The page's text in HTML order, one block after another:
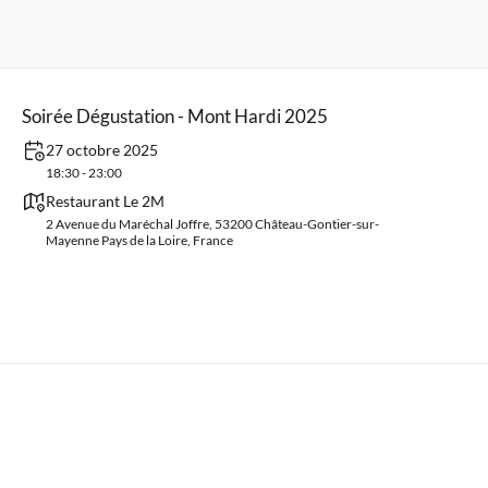
Soirée Dégustation - Mont Hardi 2025
27 octobre 2025
18:30 - 23:00
Restaurant Le 2M
2 Avenue du Maréchal Joffre, 53200 Château-Gontier-sur-
Mayenne Pays de la Loire, France